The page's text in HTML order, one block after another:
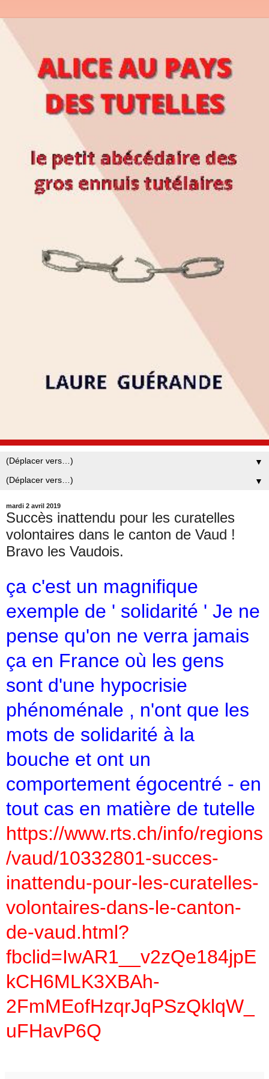
▼
▼
mardi 2 avril 2019
Succès inattendu pour les curatelles
volontaires dans le canton de Vaud !
Bravo les Vaudois.
ça c'est un magnifique
exemple de ' solidarité ' Je ne
pense qu'on ne verra jamais
ça en France où les gens
sont d'une hypocrisie
phénoménale , n'ont que les
mots de solidarité à la
bouche et ont un
comportement égocentré - en
tout cas en matière de tutelle
https://www.rts.ch/info/regions
/vaud/10332801-succes-
inattendu-pour-les-curatelles-
volontaires-dans-le-canton-
de-vaud.html?
fbclid=IwAR1__v2zQe184jpE
kCH6MLK3XBAh-
2FmMEofHzqrJqPSzQklqW_
uFHavP6Q